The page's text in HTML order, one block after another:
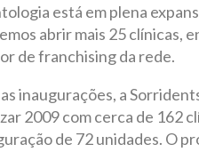
está em plena
abrir mais 25 clínicas,
de franchising da rede.
inaugurações, a
2009 com cerca de 162
de 72 unidades. O